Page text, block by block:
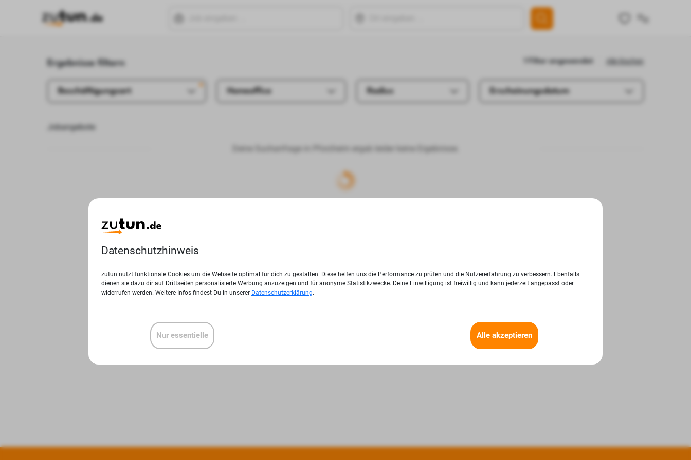
Ergebnisse filtern Alle löschen
1 Filter angewendet
Beschäftigungsart Homeoffice Radius Erscheinungsdatum
Jobangebote
Deine Suchanfrage in Pforzheim ergab leider keine Ergebnisse.
Datenschutzhinweis
zutun nutzt funktionale Cookies um die Webseite optimal für dich zu gestalten. Diese helfen uns die Performance zu prüfen und die Nutzererfahrung zu verbessern. Ebenfalls
dienen sie dazu dir auf Drittseiten personalisierte Werbung anzuzeigen und für anonyme Statistikzwecke. Deine Einwilligung ist freiwillig und kann jederzeit angepasst oder
widerrufen werden. Weitere Infos findest Du in unserer Datenschutzerklärung.
Alle akzeptieren
Nur essentielle